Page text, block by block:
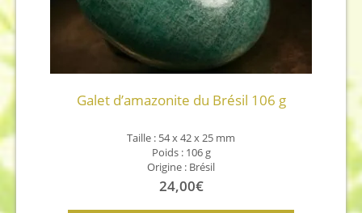
Galet d’amazonite du Brésil 106 g
Taille : 54 x 42 x 25 mm
Poids : 106 g
Origine : Brésil
24,00€